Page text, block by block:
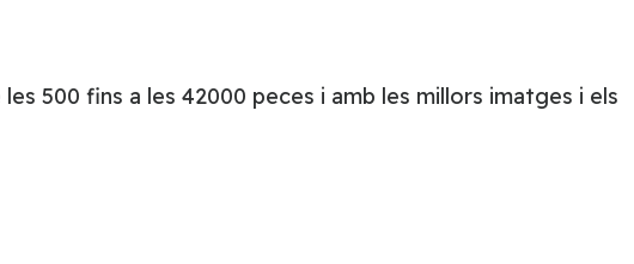
500 fins a les 42000 peces i amb les millors imatges i els